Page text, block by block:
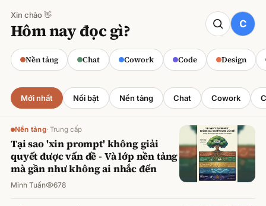
Xin chào 👋
Hôm nay đọc gì?
Nền tảng Chat Cowork Code Design
CODE
Claude cho Sales: Dự báo doanh số
chính xác
Minh Tuấn ·800 lượt xem
Mới nhất Nổi bật Nền tảng Chat Cowork
Nền tảng· Trung cấp
Tại sao 'xin prompt' không giải
quyết được vấn đề - Và lớp nền tảng
mà gần như không ai nhắc đến
Minh Tuấn 678